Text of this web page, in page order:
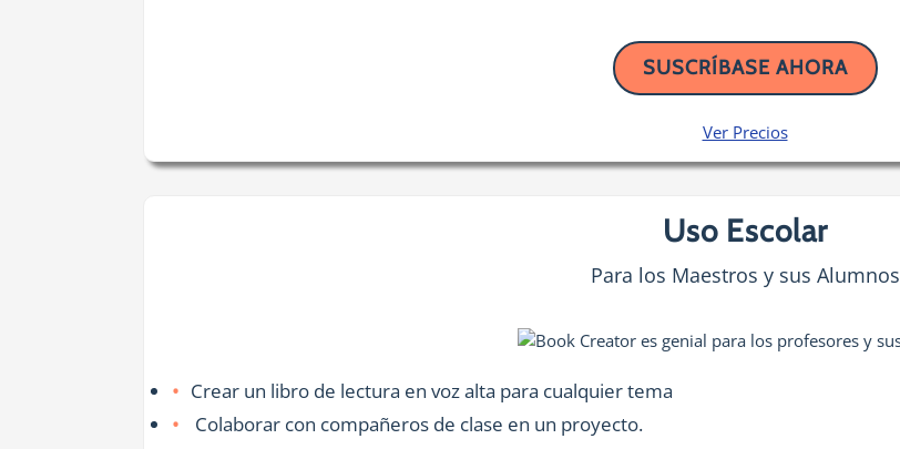
SUSCRÍBASE AHORA
Ver Precios
Uso Escolar
Para los Maestros y sus Alumnos
Crear un libro de lectura en voz alta para cualquier tema
Colaborar con compañeros de clase en un proyecto.